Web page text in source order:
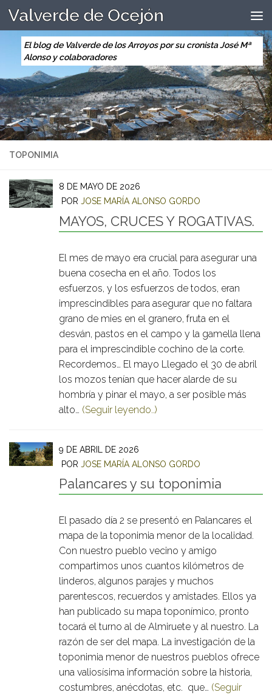
Saltar al contenido
Valverde de Ocejón
El blog de Valverde de los Arroyos por su cronista José Mª
Alonso y colaboradores
TOPONIMIA
8 DE MAYO DE 2026
POR JOSE MARÍA ALONSO GORDO
MAYOS, CRUCES Y ROGATIVAS.
El mes de mayo era crucial para asegurar una
buena cosecha en el año. Todos los
esfuerzos, y los esfuerzos de todos, eran
imprescindibles para asegurar que no faltara
grano de mies en el granero, fruta en el
desván, pastos en el campo y la gamella llena
para el imprescindible cochino de la corte.
Recordemos… El mayo Llegado el 30 de abril
los mozos tenían que hacer alarde de su
hombría y pinar el mayo, a ser posible más
alto… (Seguir leyendo..)
9 DE ABRIL DE 2026
POR JOSE MARÍA ALONSO GORDO
Palancares y su toponimia
El pasado día 2 se presentó en Palancares el
mapa de la toponimia menor de la localidad.
Con nuestro pueblo vecino y amigo
compartimos unos cuantos kilómetros de
linderos, algunos parajes y muchos
parentescos, recuerdos y amistades. Ellos ya
han publicado su mapa toponímico, pronto
tocará el turno al de Almiruete y al nuestro. La
razón de ser del mapa. La investigación de la
toponimia menor de nuestros pueblos ofrece
una valiosísima información sobre la historia,
costumbres, anécdotas, etc. que… (Seguir